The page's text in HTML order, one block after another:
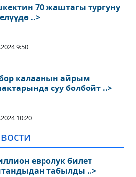
70 жаштагы тургуну
..>
9:50
калаанын айрым
суу болбойт ..>
10:20
евролук билет
табылды ..>